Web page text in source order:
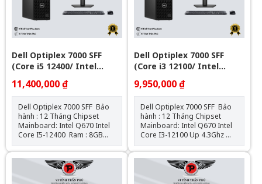
Dell Optiplex 7000 SFF
(Core i5 12400/ Intel
Q670/ 8GB/ 256GB SSD)
11,400,000 ₫
Dell Optiplex 7000 SFF Bảo
hành : 12 Tháng Chipset
Mainboard: Intel Q670 Intel
Core I5-12400 Ram : 8GB
DDR4 SSD : 256GB VGA: Đồ
họa HD Intel® 730 Hệ điều
hành: Chưa Bao Gồm
Dell Optiplex 7000 SFF
(Core i3 12100/ Intel
Q670/ 8GB/ 256GB SSD)
9,950,000 ₫
Dell Optiplex 7000 SFF Bảo
hành : 12 Tháng Chipset
Mainboard: Intel Q670 Intel
Core I3-12100 Up 4.3Ghz
Ram : 8GB DDR4 SSD
: 256GB VGA: Đồ họa HD
Intel® 730 Hệ điều hành:
Chưa Bao Gồm